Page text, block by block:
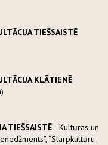
TIEŠSAISTĒ
KLĀTIENĒ
TIEŠSAISTĒ “Kultūras un
“Starpkultūru